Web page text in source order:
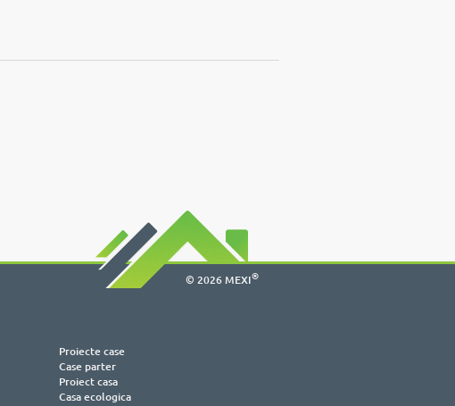
© 2026 MEXI®
Proiecte case
Case parter
Proiect casa
Casa ecologica